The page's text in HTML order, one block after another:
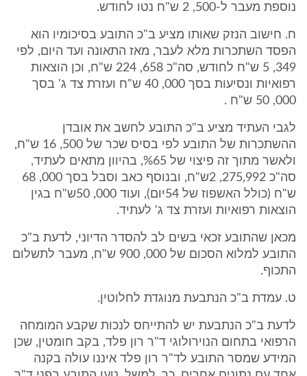
נוספת מעבר ל-500, 2 ש"ח נטו לחודש.
ח. חישוב הנזק שאותו מציע ב"כ התובע בסיכומיו הוא
הפסד השתכרות מלא לעבר, מאז התאונה ועד היום, לפי
349, 5 ש"ח לחודש, סה"כ 658, 224 ש"ח, וכן הוצאות
רפואיות ונסיעות בסך 000, 40 ש"ח ועזרת צד ג' בסך
000, 50 ש"ח .
לגבי העתיד מציע ב"כ התובע לחשב את אובדן
ההשתכרות של התובע לפי בסיס שכר של 500, 16 ש"ח,
ולאשר מתוך זה פיצוי של %65, בהיוון מתאים לעתיד,
סה"כ 275,992, 2ש"ח, ובנוסף כאב וסבל בסך 000, 68
ש"ח (כולל האשפוז של 54יום), ועוד 000, 50ש"ח בגין
הוצאות רפואיות ועזרת צד ג' לעתיד.
מכאן שהתובע זכאי בשים לב להסדר הדיוני, לדעת ב"כ
התובע למלוא הסכום של 000, 900 ש"ח, מעבר לתשלום
התכוף.
ט. עמדת ב"כ הנתבעת מנוגדת לחלוטין.
לדעת ב"כ הנתבעת יש להתייחס לנכות שקבע המומחה
הרפואי בתחום הנוירולוגי ד"ר רון פלד, בקב חומטין, שכן
המידע שמסר התובע לד"ר רון פלד איננו עולה בקנה